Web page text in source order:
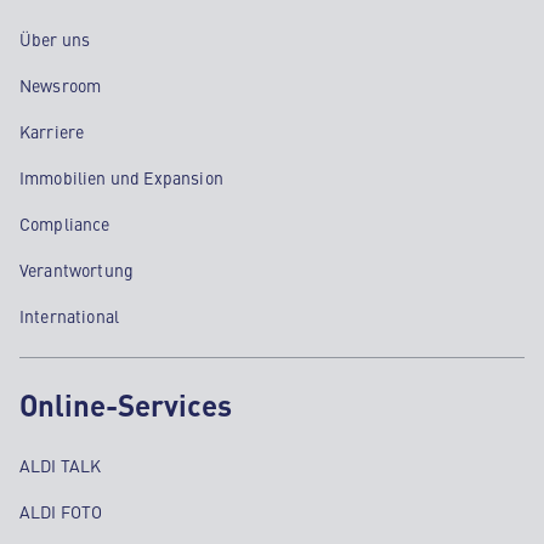
Über uns
Newsroom
Karriere
Immobilien und Expansion
Compliance
Verantwortung
International
Online-Services
ALDI TALK
ALDI FOTO